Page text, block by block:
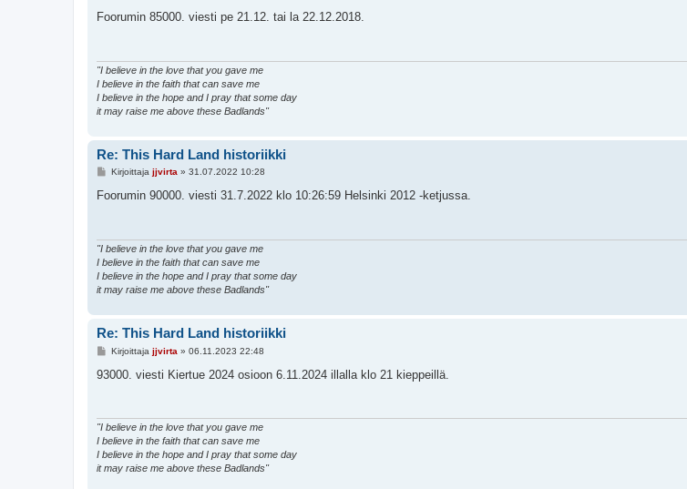
e
Foorumin 85000. viesti pe 21.12. tai la 22.12.2018.
"I believe in the love that you gave me
I believe in the faith that can save me
I believe in the hope and I pray that some day
it may raise me above these Badlands"
Re: This Hard Land historiikki
V
e
Kirjoittaja jjvirta» 31.07.2022 10:28
Foorumin 90000. viesti 31.7.2022 klo 10:26:59 Helsinki 2012 -ketjussa.
"I believe in the love that you gave me
I believe in the faith that can save me
I believe in the hope and I pray that some day
it may raise me above these Badlands"
Re: This Hard Land historiikki
V
e
Kirjoittaja jjvirta » 06.11.2023 22:48
93000. viesti Kiertue 2024 osioon 6.11.2024 illalla klo 21 kieppeillä.
"I believe in the love that you gave me
I believe in the faith that can save me
I believe in the hope and I pray that some day
it may raise me above these Badlands"